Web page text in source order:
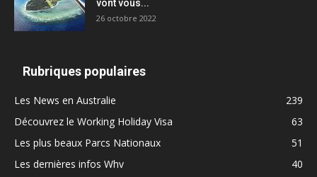
vont vous...
26 octobre 2022
Rubriques populaires
Les News en Australie
239
Découvrez le Working Holiday Visa
63
Les plus beaux Parcs Nationaux
51
Les dernières infos Whv
40